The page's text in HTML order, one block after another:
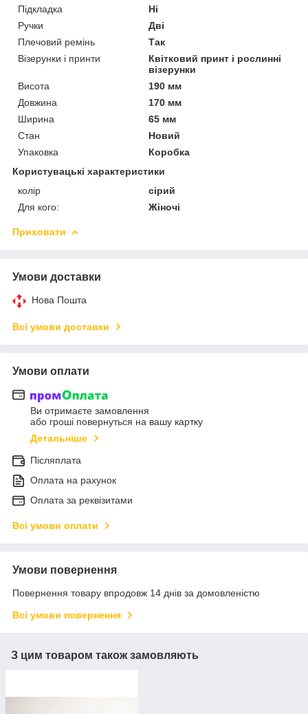
Підкладка
Ні
Ручки
Дві
Плечовий ремінь
Так
Візерунки і принти
Квітковий принт і рослинні
візерунки
Висота
190 мм
Довжина
170 мм
Ширина
65 мм
Стан
Новий
Упаковка
Коробка
Користувацькі характеристики
колір
сірий
Для кого:
Жіночі
Приховати
Умови доставки
Нова Пошта
Всі умови доставки
Умови оплати
Ви отримаєте замовлення
або гроші повернуться на вашу картку
Детальніше
Післяплата
Оплата на рахунок
Оплата за реквізитами
Всі умови оплати
Умови повернення
Повернення товару впродовж 14 днів за домовленістю
Всі умови повернення
З цим товаром також замовляють